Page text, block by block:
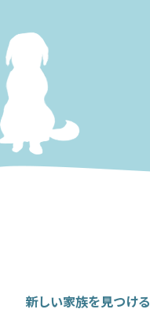
新しい家族を見つける